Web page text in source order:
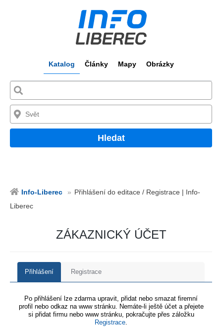
Katalog Články Mapy Obrázky
Hledat
Info-Liberec
Přihlášení do editace / Registrace | Info-
Liberec
ZÁKAZNICKÝ ÚČET
Přihlášení Registrace
Po přihlášení lze zdarma upravit, přidat nebo smazat firemní
profil nebo odkaz na www stránku. Nemáte-li ještě účet a přejete
si přidat firmu nebo www stránku, pokračujte přes záložku
Registrace.